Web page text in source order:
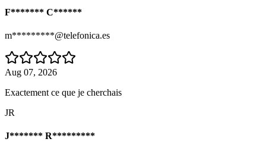
F******* C******
m*********@telefonica.es
Aug 07, 2026
Exactement ce que je cherchais
JR
J******* R*********